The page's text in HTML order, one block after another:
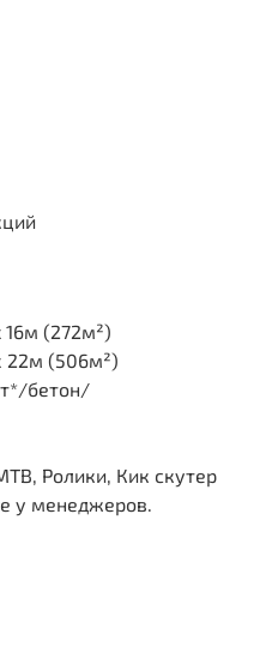
(272м²)
22м (506м²)
бетон/
Ролики, Кик скутер
у менеджеров.